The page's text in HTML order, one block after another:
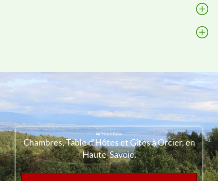
Au Pré de la Basse
Chambres, Table d'Hôtes et Gîtes à Orcier, en
Haute-Savoie.